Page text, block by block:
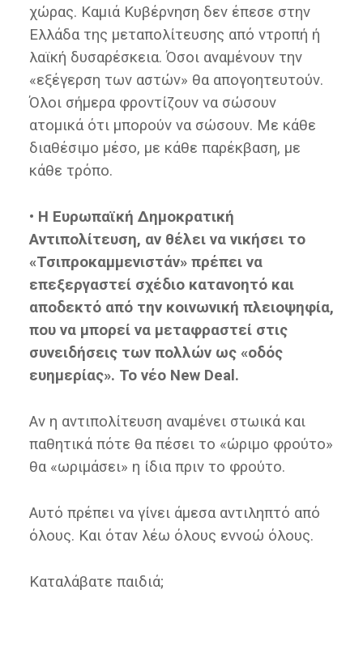
χώρας. Καμιά Κυβέρνηση δεν έπεσε στην
Ελλάδα της μεταπολίτευσης από ντροπή ή
λαϊκή δυσαρέσκεια. Όσοι αναμένουν την
«εξέγερση των αστών» θα απογοητευτούν.
Όλοι σήμερα φροντίζουν να σώσουν
ατομικά ότι μπορούν να σώσουν. Με κάθε
διαθέσιμο μέσο, με κάθε παρέκβαση, με
κάθε τρόπο.
• Η Ευρωπαϊκή Δημοκρατική
Αντιπολίτευση, αν θέλει να νικήσει το
«Τσιπροκαμμενιστάν» πρέπει να
επεξεργαστεί σχέδιο κατανοητό και
αποδεκτό από την κοινωνική πλειοψηφία,
που να μπορεί να μεταφραστεί στις
συνειδήσεις των πολλών ως «οδός
ευημερίας». Το νέο New Deal.
Αν η αντιπολίτευση αναμένει στωικά και
παθητικά πότε θα πέσει το «ώριμο φρούτο»
θα «ωριμάσει» η ίδια πριν το φρούτο.
Αυτό πρέπει να γίνει άμεσα αντιληπτό από
όλους. Και όταν λέω όλους εννοώ όλους.
Καταλάβατε παιδιά;